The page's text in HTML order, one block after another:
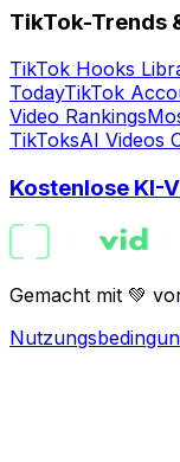
TikTok-Trends
TikTok Hooks
TodayTikTok
Video Rankings
TikToksAI Videos
Kostenlose KI-
Gemacht mit 💚